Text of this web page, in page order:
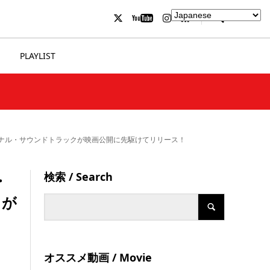
PLAYLIST
・サウンドトラックが映画公開に先駆けてリリース！
検索 / Search
オススメ動画 / Movie